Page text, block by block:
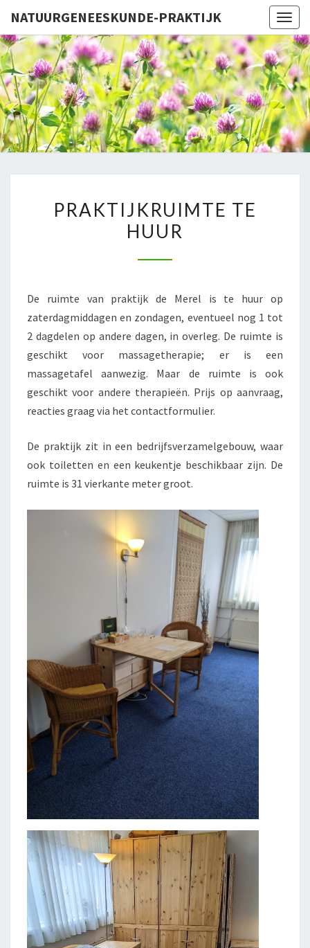
NATUURGENEESKUNDE-PRAKTIJK
TE
HUUR
PRAKTIJKRUIMTE TE
HUUR
De ruimte van praktijk de Merel is te huur op
zaterdagmiddagen en zondagen, eventueel nog 1 tot
2 dagdelen op andere dagen, in overleg. De ruimte is
geschikt voor massagetherapie; er is een
massagetafel aanwezig. Maar de ruimte is ook
geschikt voor andere therapieën. Prijs op aanvraag,
reacties graag via het contactformulier.
De praktijk zit in een bedrijfsverzamelgebouw, waar
ook toiletten en een keukentje beschikbaar zijn. De
ruimte is 31 vierkante meter groot.